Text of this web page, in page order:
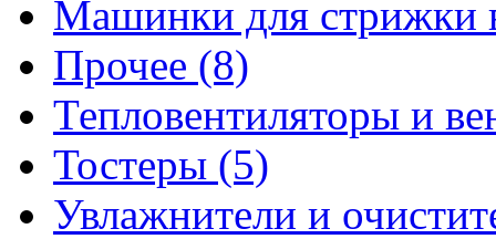
Машинки для стрижки
Прочее (8)
Тепловентиляторы и
Тостеры (5)
Увлажнители и